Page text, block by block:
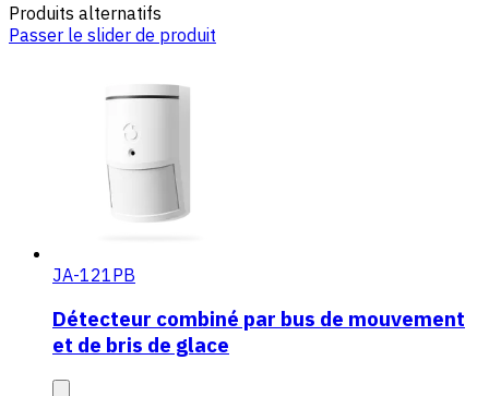
Produits alternatifs
Passer le slider de produit
JA-121PB
Détecteur combiné par bus de mouvement
et de bris de glace